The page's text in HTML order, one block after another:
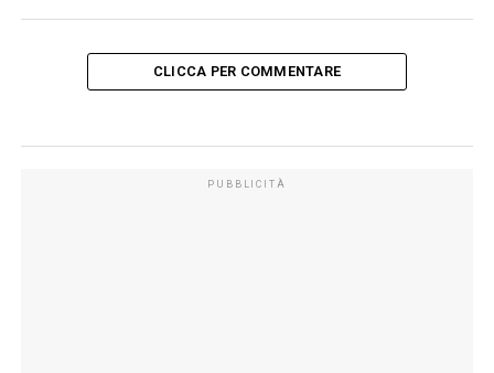
CLICCA PER COMMENTARE
PUBBLICITÀ